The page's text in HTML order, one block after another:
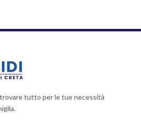
trovare tutto per le tue necessità